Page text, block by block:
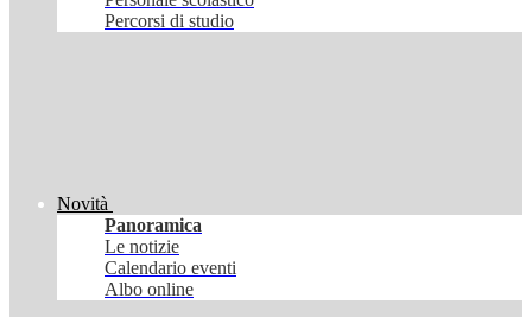
Percorsi di studio
Novità
Panoramica
Le notizie
Calendario eventi
Albo online